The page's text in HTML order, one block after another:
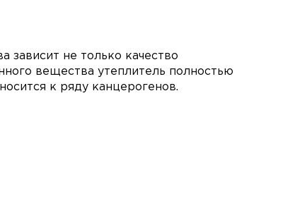
зависит не только качество
вещества утеплитель полностью
к ряду канцерогенов.